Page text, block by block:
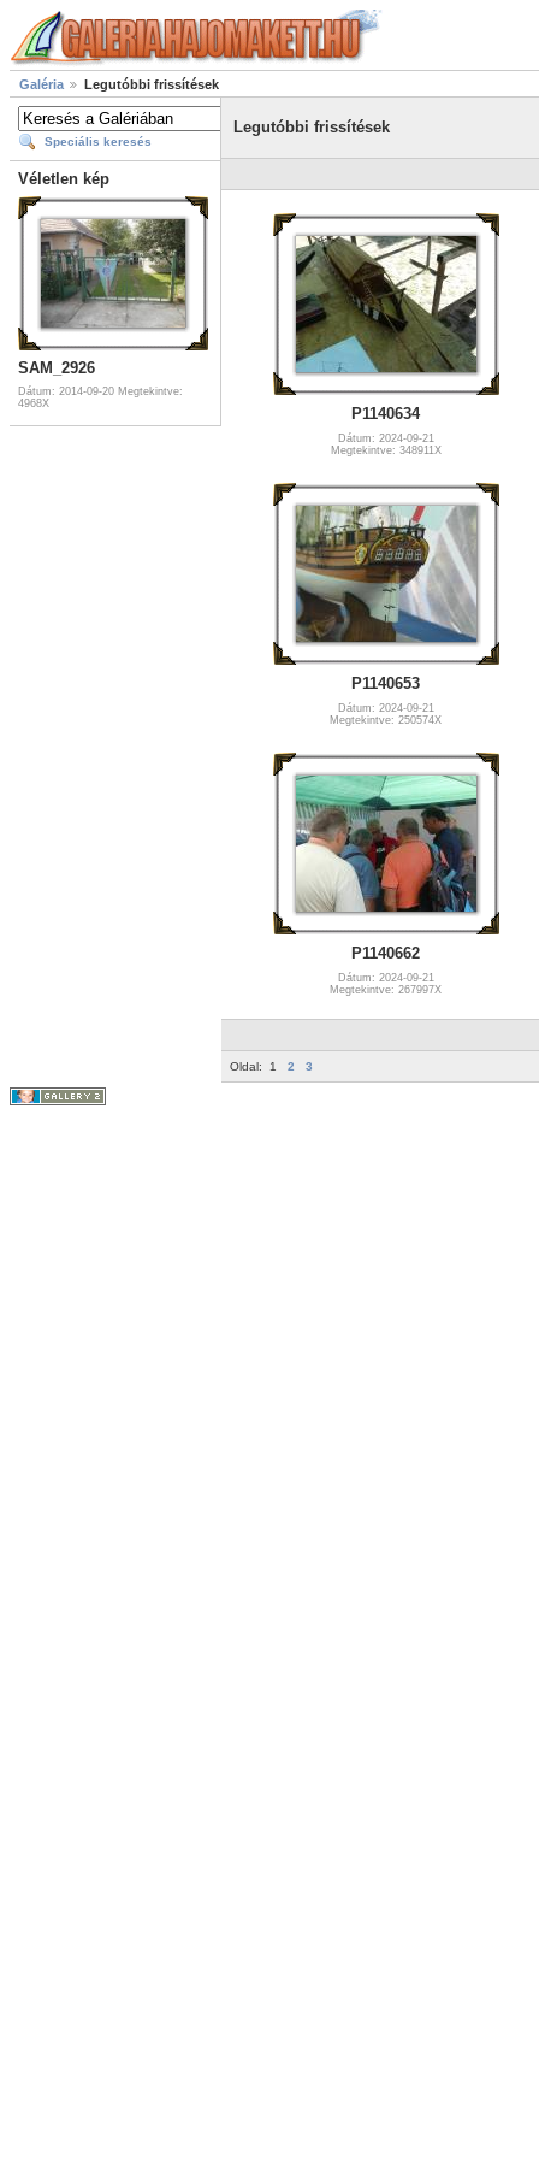
Galéria Legutóbbi frissítések
Speciális keresés
Véletlen kép
SAM_2926
Dátum: 2014-09-20 Megtekintve:
4968X
Legutóbbi frissítések
P1140634
Dátum: 2024-09-21
Megtekintve: 348911X
P1140653
Dátum: 2024-09-21
Megtekintve: 250574X
P1140662
Dátum: 2024-09-21
Megtekintve: 267997X
Oldal: 1 2 3